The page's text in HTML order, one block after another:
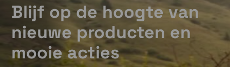
Blijf op de hoogte van
nieuwe producten en
mooie acties